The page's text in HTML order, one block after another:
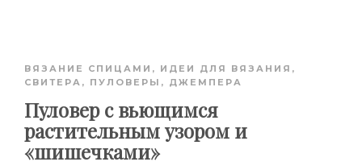
ВЯЗАНИЕ СПИЦАМИ , ИДЕИ ДЛЯ ВЯЗАНИЯ ,
СВИТЕРА, ПУЛОВЕРЫ, ДЖЕМПЕРА
Пуловер с вьющимся
растительным узором и
«шишечками»